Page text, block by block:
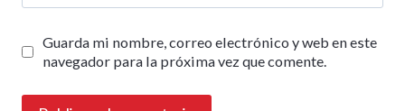
Guarda mi nombre, correo electrónico y web en este
navegador para la próxima vez que comente.